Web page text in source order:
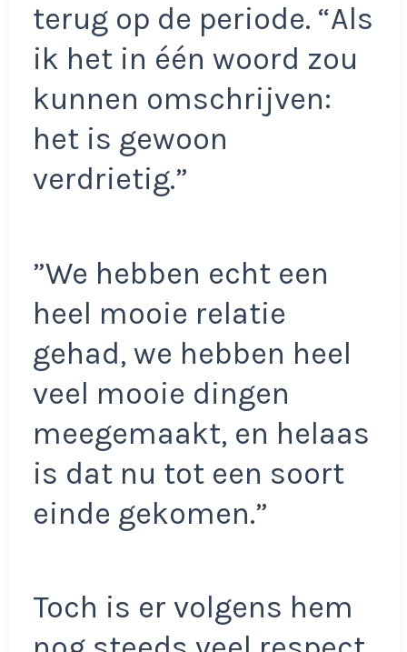
terug op de periode. “Als
ik het in één woord zou
kunnen omschrijven:
het is gewoon
verdrietig.”
”We hebben echt een
heel mooie relatie
gehad, we hebben heel
veel mooie dingen
meegemaakt, en helaas
is dat nu tot een soort
einde gekomen.”
Toch is er volgens hem